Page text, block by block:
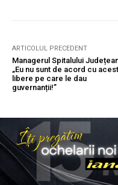
ARTICOLUL PRECEDENT
Managerul Spitalului
„Eu nu sunt de acord cu
libere pe care le dau
guvernanții!”